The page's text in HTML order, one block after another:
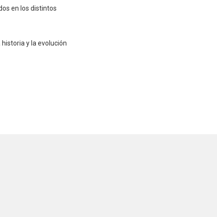
en los distintos
y la evolución